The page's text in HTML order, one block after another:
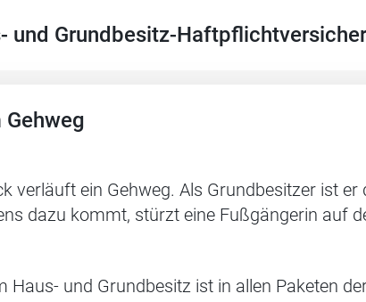
und Grundbesitz-
verläuft ein Gehweg. Als Grundbesitzer ist
dazu kommt, stürzt eine Fußgängerin auf
und Grundbesitz ist in allen Paketen